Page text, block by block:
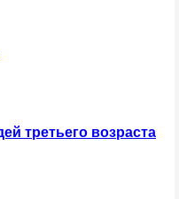
третьего возраста